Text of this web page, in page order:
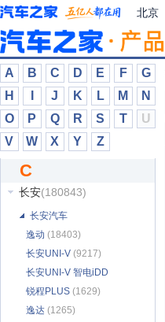
北京
A B C D E F
G
H
J K L M
N
O
P Q R S T
U
V
W X Y Z
Canoo(23)
Caterham (268)
CEER(5)
Conquest
(261)
Continental(6)
Corbellati (5)
Cupra(1825)
Czinger(79)
曹操汽车
长安(180843)
长安汽车
逸动 (18403)
长安UNI-V (9217)
长安UNI-V 智电iDD
(2657)
锐程PLUS (1629)
逸达 (1265)
C